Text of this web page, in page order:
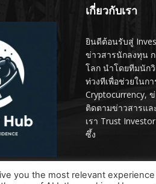
เกี่ยวกับเรา
ยินดีต้อนรับสู่
ข่าวสารนักลงทุน
โลก นำโดยทีมนัก
ท่วงทีเพื่อช่วยในก
Cryptocurrency,
ติดตามข่าวสารแ
เรา Trust
ซึ้ง
you the most relevant